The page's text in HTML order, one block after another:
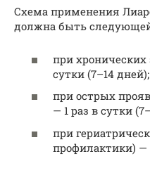
Схема применения
должна быть
при хронических
сутки (7–14 дней);
при острых
— 1 раз в сутки
при
профилактики) —